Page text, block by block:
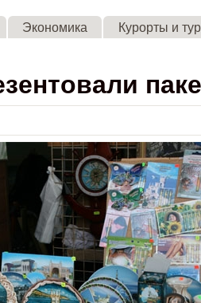
Экономика Курорты и